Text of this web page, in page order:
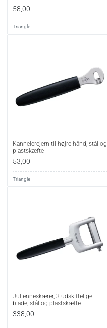
58,00
Triangle
Kannelerejern til højre hånd, stål og
plastskæfte
53,00
Triangle
Julienneskærer, 3 udskiftelige
blade, stål og plastskæfte
338,00